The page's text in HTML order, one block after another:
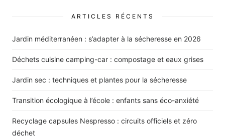
ARTICLES RÉCENTS
Jardin méditerranéen : s’adapter à la sécheresse en 2026
Déchets cuisine camping-car : compostage et eaux grises
Jardin sec : techniques et plantes pour la sécheresse
Transition écologique à l’école : enfants sans éco-anxiété
Recyclage capsules Nespresso : circuits officiels et zéro
déchet